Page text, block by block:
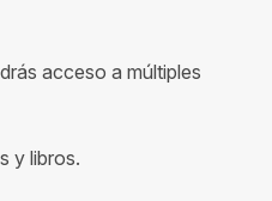
acceso a múltiples
y libros.